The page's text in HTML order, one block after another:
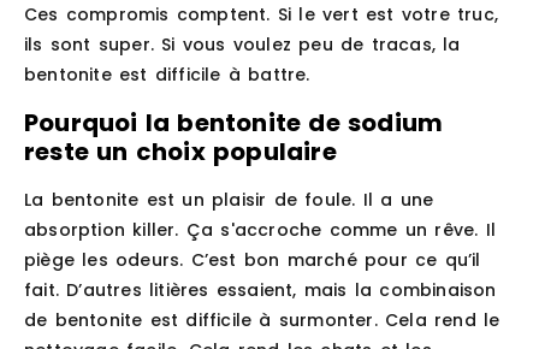
Ces compromis comptent. Si le vert est votre truc,
ils sont super. Si vous voulez peu de tracas, la
bentonite est difficile à battre.
Pourquoi la bentonite de sodium
reste un choix populaire
La bentonite est un plaisir de foule. Il a une
absorption killer. Ça s'accroche comme un rêve. Il
piège les odeurs. C’est bon marché pour ce qu’il
fait. D’autres litières essaient, mais la combinaison
de bentonite est difficile à surmonter. Cela rend le